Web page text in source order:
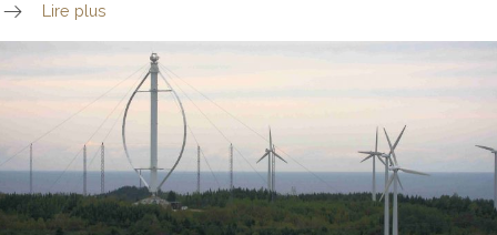
Lire plus